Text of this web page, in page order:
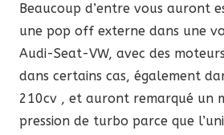
Beaucoup d’entre vous auront
une pop off externe dans une
Audi-Seat-VW, avec des
dans certains cas, également
210cv , et auront remarqué un
pression de turbo parce que